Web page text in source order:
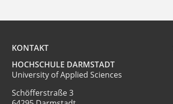
KONTAKT
HOCHSCHULE DARMSTADT
University of Applied Sciences
Schöfferstraße 3